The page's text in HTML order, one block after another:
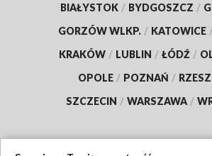
BIAŁYSTOK / BYDGOSZCZ /
GORZÓW WLKP. / KATOWICE
KRAKÓW / LUBLIN / ŁÓDŹ /
OPOLE / POZNAŃ /
SZCZECIN / WARSZAWA /